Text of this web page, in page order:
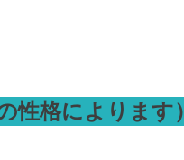
性格によります）